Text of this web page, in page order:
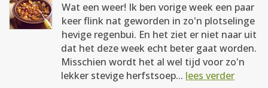
Wat een weer! Ik ben vorige week een paar
keer flink nat geworden in zo'n plotselinge
hevige regenbui. En het ziet er niet naar uit
dat het deze week echt beter gaat worden.
Misschien wordt het al wel tijd voor zo'n
lekker stevige herfstsoep... lees verder